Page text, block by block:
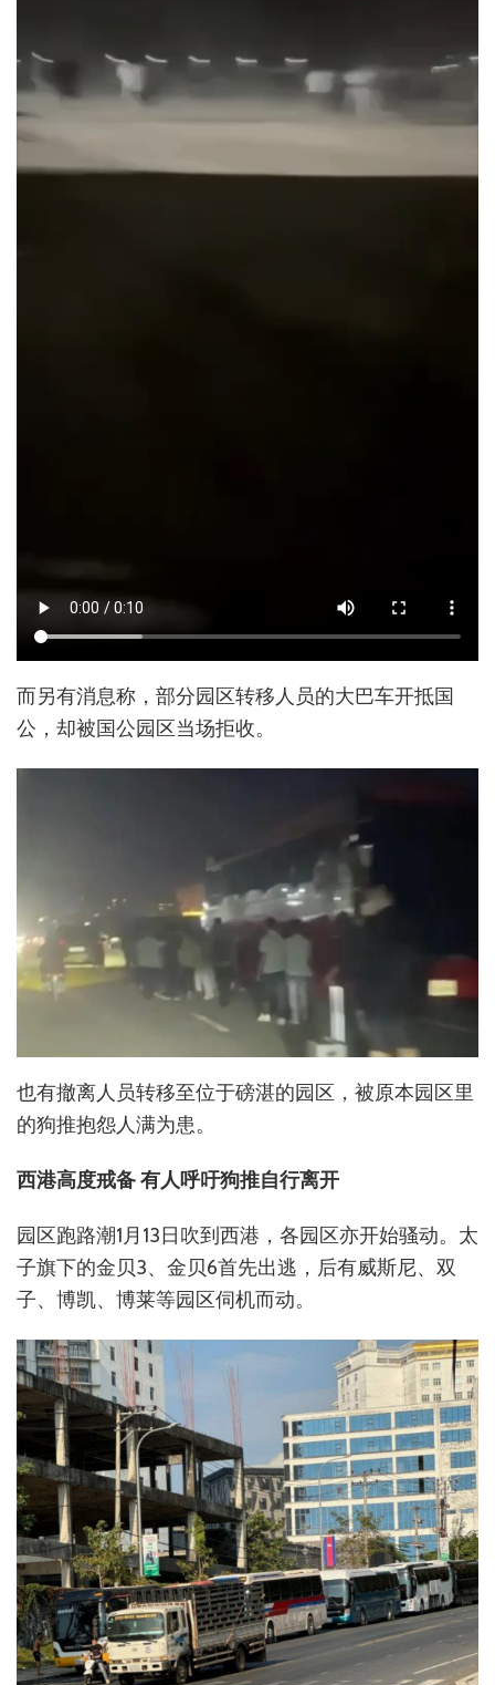
而另有消息称，部分园区转移人员的大巴车开抵国
公，却被国公园区当场拒收。
也有撤离人员转移至位于磅湛的园区，被原本园区里
的狗推抱怨人满为患。
西港高度戒备 有人呼吁狗推自行离开
园区跑路潮1月13日吹到西港，各园区亦开始骚动。太
子旗下的金贝3、金贝6首先出逃，后有威斯尼、双
子、博凯、博莱等园区伺机而动。